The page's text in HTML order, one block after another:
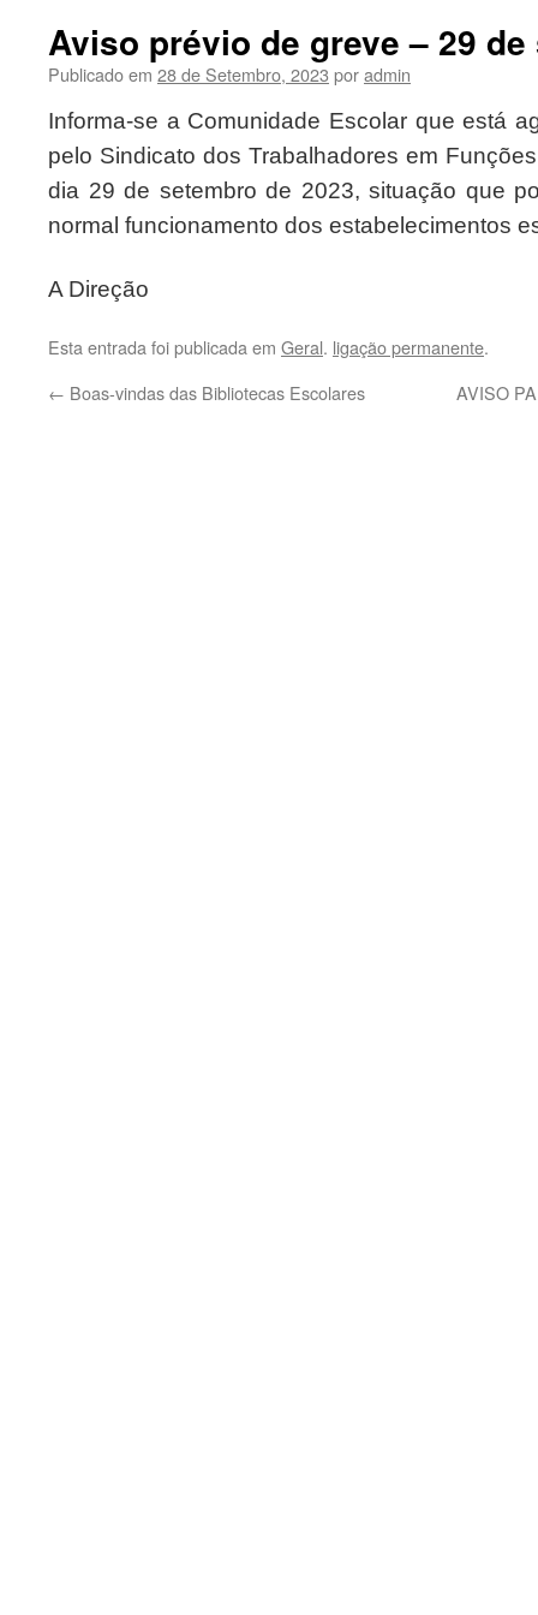
Aviso prévio de greve – 29
Publicado em 28 de Setembro, 2023 poradmin
Informa-se a Comunidade Escolar que está
pelo Sindicato dos Trabalhadores em
dia 29 de setembro de 2023, situação que
normal funcionamento dos estabelecimentos
A Direção
Esta entrada foi publicada em Geral. ligação permanente.
← Boas-vindas das Bibliotecas Escolares AVISO